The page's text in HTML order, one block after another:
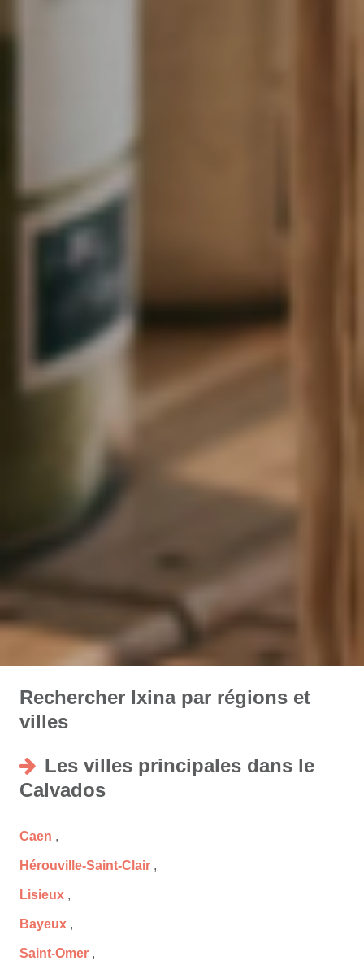
Rechercher Ixina par régions et
villes
Les villes principales dans le
Calvados
Caen ,
Hérouville-Saint-Clair ,
Lisieux ,
Bayeux ,
Saint-Omer ,